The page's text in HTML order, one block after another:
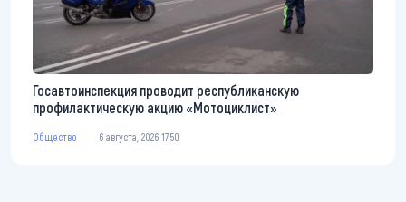
Госавтоинспекция проводит республиканскую
профилактическую акцию «Мотоциклист»
Общество 6 августа, 2026 17:50